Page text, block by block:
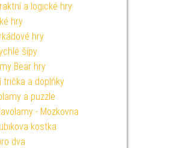
a logické hry
hry
hry
šípy
Bear hry
trička a doplňky
a puzzle
- Mozkovna
kostka
dva